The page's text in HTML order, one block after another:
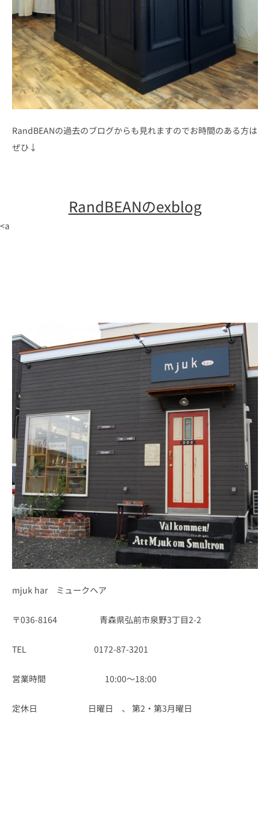
RandBEANの過去のブログからも見れますのでお時間のある方は
ぜひ↓
RandBEANのexblog
<a
mjuk har ミュークヘア
〒036-8164 青森県弘前市泉野3丁目2-2
TEL 0172-87-3201
営業時間 10:00～18:00
定休日 日曜日 、 第2・第3月曜日